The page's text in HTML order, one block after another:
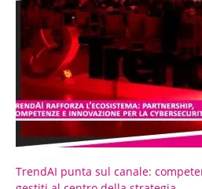
TrendAI punta sul canale: